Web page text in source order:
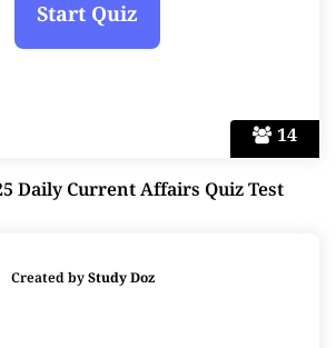
14
Daily Current Affairs Quiz Test
Created byStudy Doz